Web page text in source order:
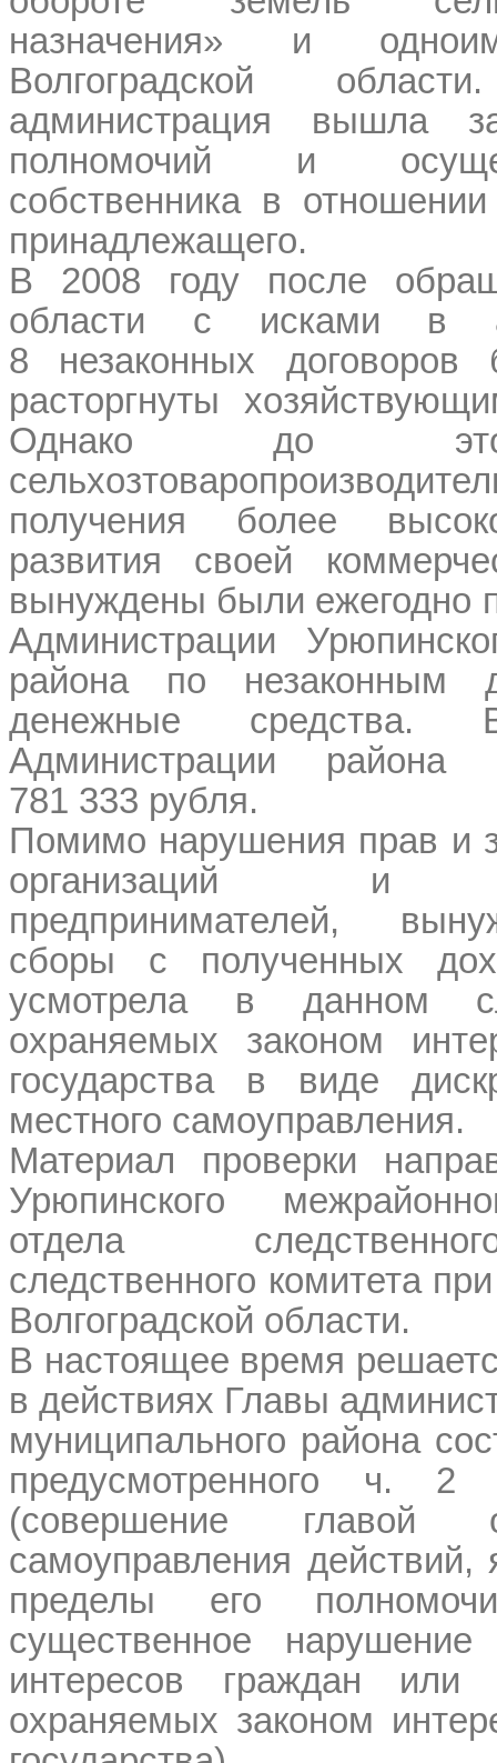
назначения» и
Волгоградской
администрация вышла
полномочий и
собственника в
принадлежащего.
В 2008 году после
области с исками в
8 незаконных договоров
расторгнуты
Однако до
получения более
развития своей
вынуждены были ежегодно
Администрации
района по незаконным
денежные средства.
Администрации района
781 333 рубля.
Помимо нарушения прав и
организаций и
предпринимателей,
сборы с полученных
усмотрела в данном
охраняемых законом
государства в виде
местного самоуправления.
Материал проверки
Урюпинского
отдела
следственного комитета
Волгоградской области.
В настоящее время
в действиях Главы
муниципального района
предусмотренного
(совершение главой
самоуправления
пределы его
существенное
интересов граждан или
охраняемых законом